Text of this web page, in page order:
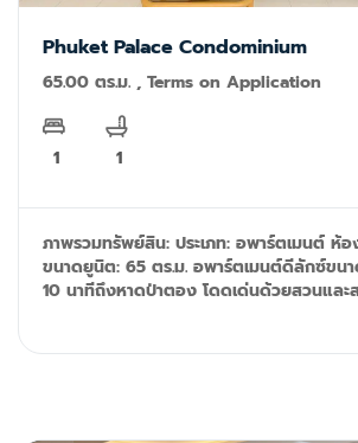
Phuket Palace Condominium
65.00 ตร.ม. , Terms on Application
1 1
ภาพรวมทรัพย์สิน: ประเภท: อพาร์ตเมนต์ ห้อ
ขนาดยูนิต: 65 ตร.ม. อพาร์ตเมนต์ดีลักซ์ขนาดใหญ่ เดินเพียง
10 นาทีถึงหาดป่าตอง โดดเด่นด้วยสวนและ
ลักซ์แบบ 1 ห้องนอน พร้อมฉากกั้นระหว่าง